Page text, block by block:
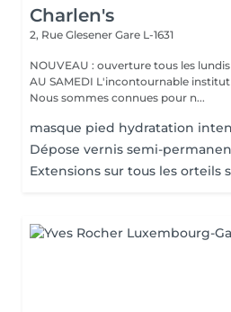
Charlen's
2, Rue Glesener Gare L-1631
NOUVEAU : ouverture tous les lundis
AU SAMEDI L'incontournable institut de beauté à Luxembourg.
Nous sommes connues pour n...
masque pied hydratation
Dépose vernis semi-
Extensions sur tous les orteils